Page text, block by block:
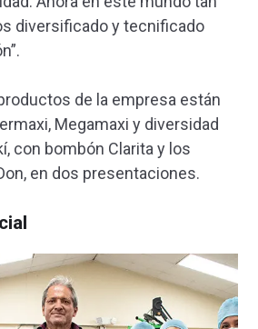
diversificado y tecnificado
de la empresa están
Megamaxi y diversidad
con bombón Clarita y los
en dos presentaciones.